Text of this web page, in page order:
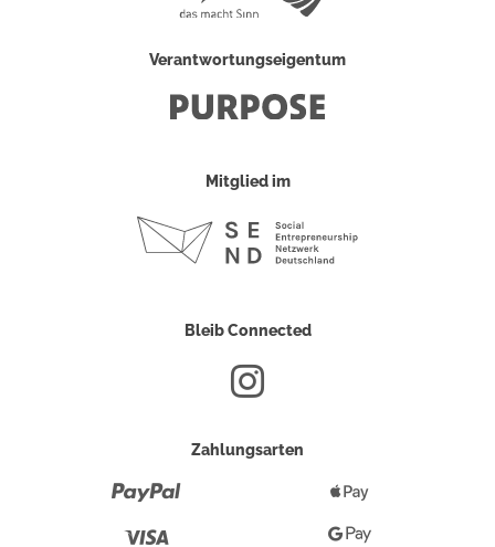
Verantwortungseigentum
Mitglied im
Bleib Connected
Zahlungsarten
Pay
Google